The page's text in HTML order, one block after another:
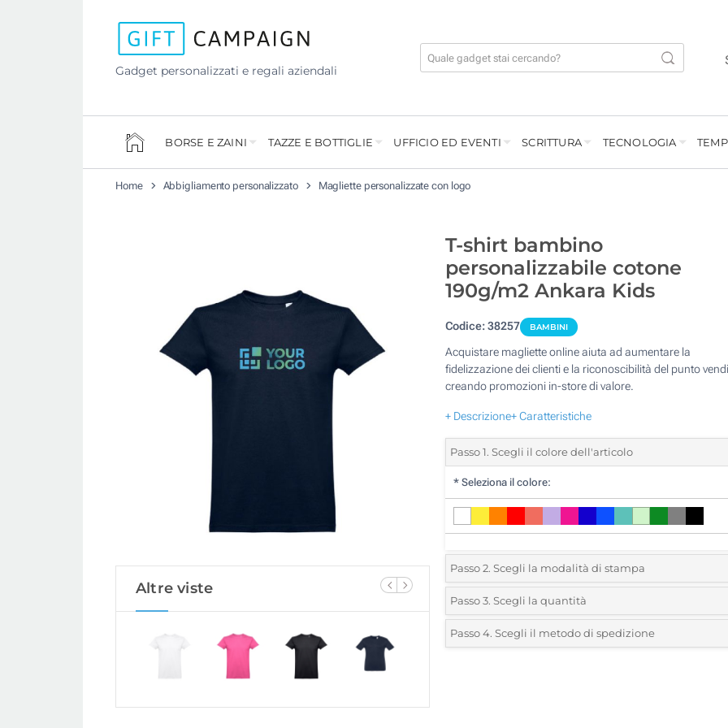
Gadget personalizzati e regali aziendali
BORSE E ZAINI TAZZE E BOTTIGLIE UFFICIO ED EVENTI SCRITTURA TECNOLOGIA
Home Abbigliamento personalizzato Magliette personalizzate con logo
Altre viste
T-shirt bambino
personalizzabile cotone
190g/m2 Ankara Kids
Codice: 38257 BAMBINI
Acquistare magliette online aiuta ad aumentare la
fidelizzazione dei clienti e la riconoscibilità del punto
creando promozioni in-store di valore.
+ Descrizione+ Caratteristiche
Passo 1. Scegli il colore dell'articolo
* Seleziona il colore:
Passo 2. Scegli la modalità di stampa
*Seleziona la posizione di stampa e il colore del vostro
1 Colore (Su un lato)
Passo 3. Scegli la quantità
*Ordine minimo 10 (Ordine totale)
Passo 4. Scegli il metodo di spedizione